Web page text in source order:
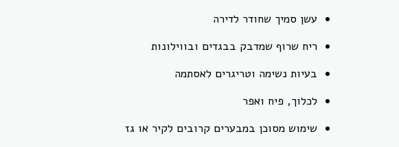
עשן סמיך שחודר לדירה
ריח שרוף שמדבק בבגדים ובווילונות
בעיות נשימה וטריגרים לאסתמה
לכלוך, פיח ואפר
שימוש מסוכן במבערים קרובים לקיר או גז